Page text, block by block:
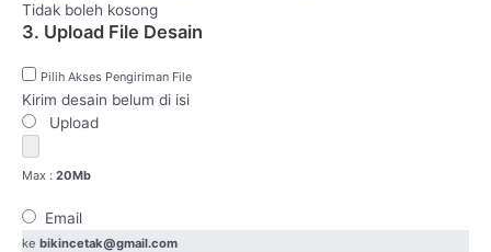
Tidak boleh kosong
3. Upload File Desain
Pilih Akses Pengiriman File
Kirim desain belum di isi
Upload
Max : 20Mb
Email
ke bikincetak@gmail.com